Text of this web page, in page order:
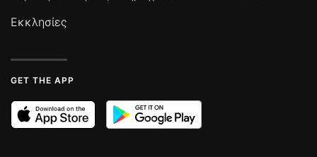
Εκκλησίες
GET THE APP